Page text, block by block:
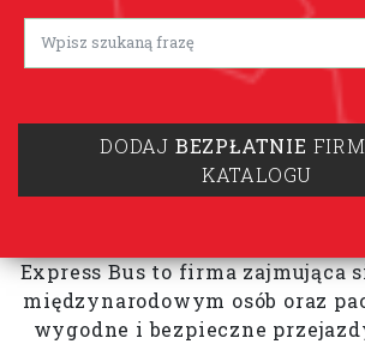
Lorem ipsum
DODAJ BEZPŁATNIE
KATALOGU
Express Bus to firma zajmująca
międzynarodowym osób oraz
wygodne i bezpieczne